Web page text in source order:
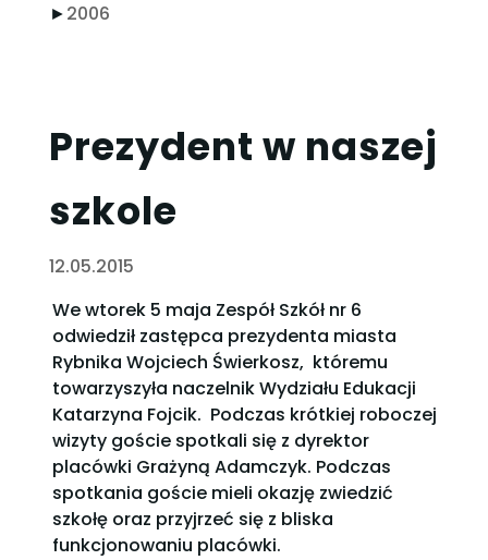
►2006
Prezydent w naszej
szkole
12.05.2015
We wtorek 5 maja Zespół Szkół nr 6
odwiedził zastępca prezydenta miasta
Rybnika Wojciech Świerkosz, któremu
towarzyszyła naczelnik Wydziału Edukacji
Katarzyna Fojcik. Podczas krótkiej roboczej
wizyty goście spotkali się z dyrektor
placówki Grażyną Adamczyk. Podczas
spotkania goście mieli okazję zwiedzić
szkołę oraz przyjrzeć się z bliska
funkcjonowaniu placówki.